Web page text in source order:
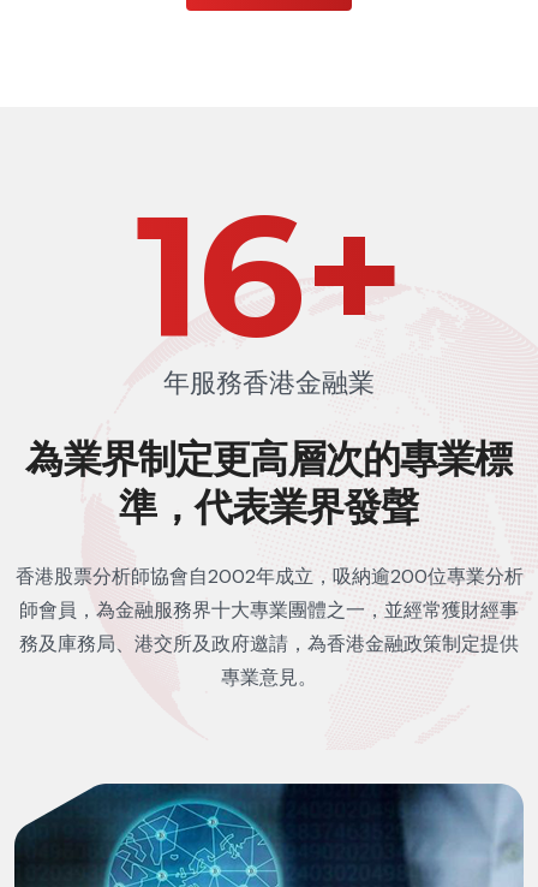
24+
年服務香港金融業
為業界制定更高層次的專業標
準，代表業界發聲
香港股票分析師協會自2002年成立，吸納逾200位專業分析
師會員，為金融服務界十大專業團體之一，並經常獲財經事
務及庫務局、港交所及政府邀請，為香港金融政策制定提供
專業意見。